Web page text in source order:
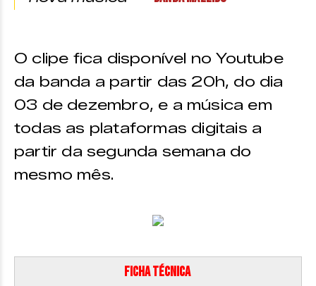
O clipe fica disponível no Youtube
da banda a partir das 20h, do dia
03 de dezembro, e a música em
todas as plataformas digitais a
partir da segunda semana do
mesmo mês.
Ficha técnica